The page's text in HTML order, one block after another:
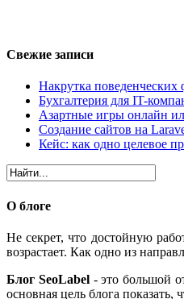
Свежие записи
Накрутка поведенческих
Бухгалтерия для IT-
Азартные игры онлайн
Создание сайтов на
Кейс: как одно целевое
О блоге
Не секрет, что достойную
возрастает. Как одно из
Блог SeoLabel- это большой
основная цель блога